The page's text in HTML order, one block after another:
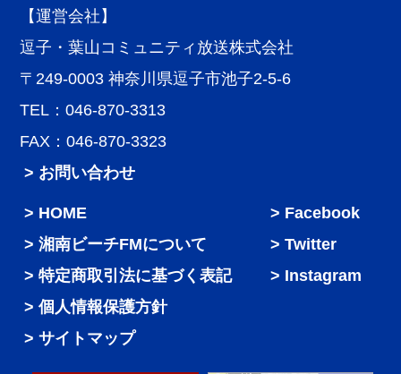
【運営会社】
逗子・葉山コミュニティ放送株式会社
〒249-0003 神奈川県逗子市池子2-5-6
TEL：046-870-3313
FAX：046-870-3323
> お問い合わせ
HOME
湘南ビーチFMについて
特定商取引法に基づく表記
個人情報保護方針
サイトマップ
Facebook
Twitter
Instagram